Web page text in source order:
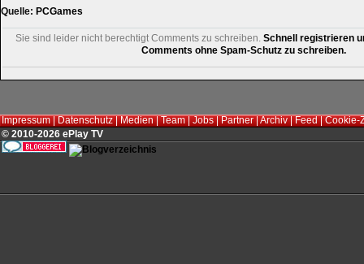
Quelle: PCGames
Sie sind leider nicht berechtigt Comments zu schreiben. Schnell registrieren
Comments ohne Spam-Schutz zu schreiben.
Impressum|Datenschutz|Medien|Team|Jobs|Partner|Archiv|Feed|Cookie-
© 2010-2026 ePlay TV